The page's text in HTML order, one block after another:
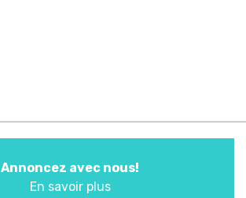
Annoncez avec nous!
En savoir plus